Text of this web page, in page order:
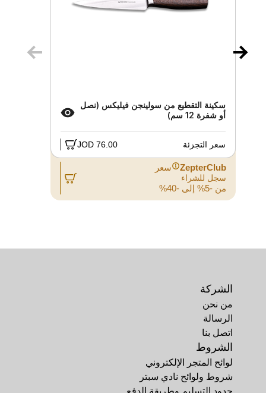
سكينة التقطيع من سولينجن فيليكس (نصل
أو شفرة 12 سم)
سعر التجزئة 76.00 JOD
ZepterClub سعر
سجل للشراء
من -5% إلى -40%
الشركة
من نحن
الرسالة
اتصل بنا
الشروط
لوائح المتجر الإلكتروني
شروط ولوائح نادي سبتر